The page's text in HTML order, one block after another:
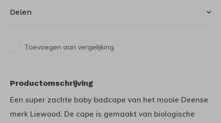
Delen
Toevoegen aan vergelijking
Productomschrijving
Een super zachte baby badcape van het mooie Deense
merk Liewood. De cape is gemaakt van biologische